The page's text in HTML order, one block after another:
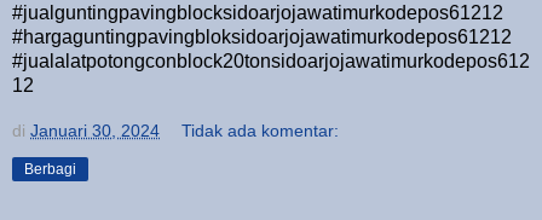
#jualguntingpavingblocksidoarjojawatimurkodepos61212
#hargaguntingpavingbloksidoarjojawatimurkodepos61212
#jualalatpotongconblock20tonsidoarjojawatimurkodepos612
12
di Januari 30, 2024 Tidak ada komentar:
Berbagi